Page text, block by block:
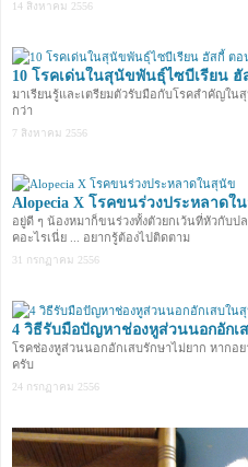
14 สิงหาคม 2556
10 โรคเด่นในสุนัขพันธุ์ไซบีเรียน ฮั
มาเรียนรู้และเตรียมตัวรับมือกับโรคสำคัญใ
กว่า
7 สิงหาคม 2556
Alopecia X โรคขนร่วงประหลาดใ
อยู่ดี ๆ น้องหมาก็ขนร่วงทั้งตัวยกเว้นที่หัวกับป
คอะไรเนี่ย ... อยากรู้ต้องไปติดตาม
31 กรกฏาคม 2556
4 วิธีรับมือปัญหาช่องหูส่วนนอกอักเ
โรคช่องหูส่วนนอกอักเสบรักษาไม่ยาก หากอ
ครับ
24 กรกฏาคม 2556